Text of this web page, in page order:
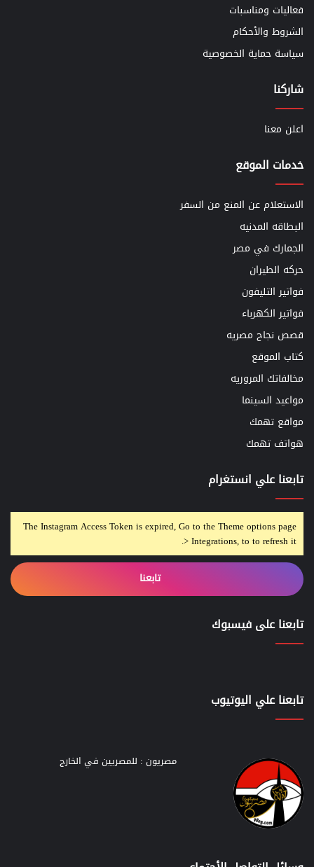
فعاليات ومناسبات
الشروط والأحكام
سياسة حماية الخصوصية
شاركنا
اعلن معنا
خدمات الموقع
الاستعلام عن المنع من السفر
البطاقه المدنيه
الجمارك في مصر
حركه الطيران
فواتير التليفون
فواتير الكهرباء
قصص نجاح مصريه
كتاب الموقع
مخالفاتك المروريه
مواعيد السينما
مواقع تهمك
هواتف تهمك
تابعنا علي انستغرام
The Instagram Access Token is expired, Go to the Theme options page
> Integrations, to to refresh it.
تابعنا
تابعنا على فيسبوك
تابعنا علي اليوتيوب
مصريون : للمصريين في الخارج